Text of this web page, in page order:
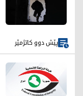
پێش دوو کاتژمێر